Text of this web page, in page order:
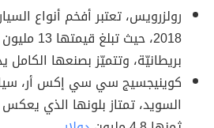
رولزرويس، تعتبر أفخم أنواع
2018، حيث
بريطانيّة، وتتميّز بصنعها الكامل
كوينيجسيج سي سي إكس أر،
السويد، تمتاز بلونها الذي